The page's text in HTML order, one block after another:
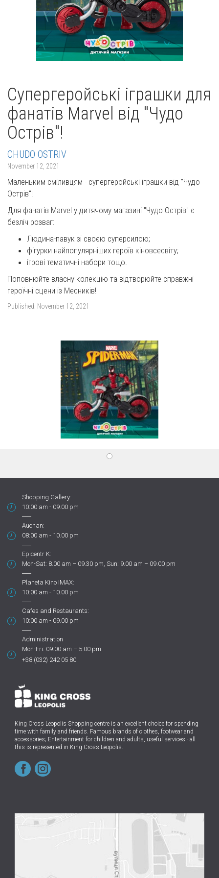
Супергеройські іграшки для
фанатів Marvel від "Чудо
Острів"!
CHUDO OSTRIV
November 12, 2021
Маленьким сміливцям - супергеройські іграшки від "Чудо
Острів"!
Для фанатів Marvel у дитячому магазині "Чудо Острів" є
безліч розваг:
Людина-павук зі своєю суперсилою;
фігурки найпопулярніших героїв кіновсесвіту;
ігрові тематичні набори тощо.
Поповнюйте власну колекцію та відтворюйте справжні
героїчні сцени із Месників!
Published: November 12, 2021
Shopping Gallery:
10:00 am - 09.00 pm
Auchan:
08:00 am - 10.00 pm
Epicentr K:
Mon-Sat: 8.00 am – 09.30 pm, Sun: 9.00 am – 09.00 pm
Planeta Kino IMAX:
10:00 am - 10.00 pm
Cafes and Restaurants:
10:00 am - 09.00 pm
Administration
Mon-Fri: 09:00 am – 5:00 pm
+38 (032) 242 05 80
King Cross Leopolis Shopping centre is an excellent choice for spending
time with family and friends. Famous brands of clothes, footwear and
accessories; Entertainment for children and adults, useful services - all
this is represented in King Cross Leopolis.